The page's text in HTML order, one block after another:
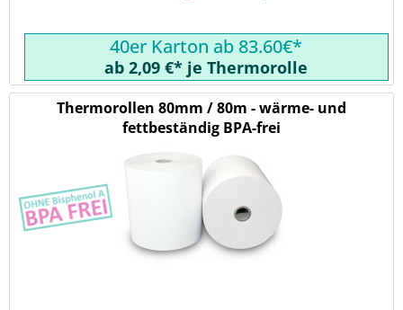
40er Karton ab 83.60€*
ab 2,09 €* je Thermorolle
Thermorollen 80mm / 80m - wärme- und
fettbeständig BPA-frei